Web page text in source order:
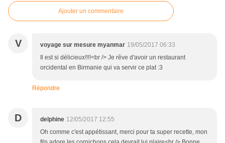
Ajouter un commentaire
V voyage sur mesure myanmar 19/05/2017 06:33
Il est si délicieux!!!!<br /> Je rêve d'avoir un restaurant
orcidental en Birmanie qui va servir ce plat :3
Répondre
D delphine 12/05/2017 12:55
Oh comme c'est appétissant, merci pour ta super recette, mon